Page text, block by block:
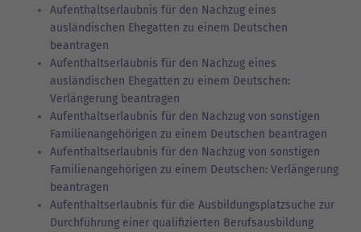
Aufenthaltserlaubnis für den Nachzug eines
ausländischen Ehegatten zu einem Deutschen
beantragen
Aufenthaltserlaubnis für den Nachzug eines
ausländischen Ehegatten zu einem Deutschen:
Verlängerung beantragen
Aufenthaltserlaubnis für den Nachzug von sonstigen
Familienangehörigen zu einem Deutschen beantragen
Aufenthaltserlaubnis für den Nachzug von sonstigen
Familienangehörigen zu einem Deutschen: Verlängerung
beantragen
Aufenthaltserlaubnis für die Ausbildungsplatzsuche zur
Durchführung einer qualifizierten Berufsausbildung